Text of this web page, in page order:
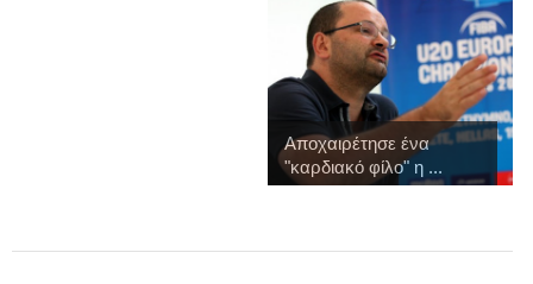
Αποχαιρέτησε ένα
"καρδιακό φίλο" η ...